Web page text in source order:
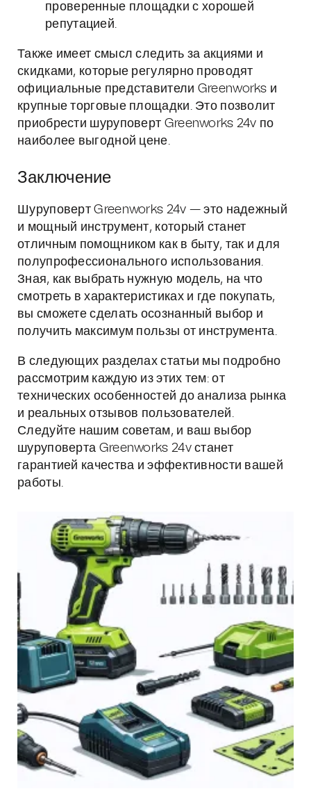
проверенные площадки с хорошей
репутацией.
Также имеет смысл следить за акциями и
скидками, которые регулярно проводят
официальные представители Greenworks и
крупные торговые площадки. Это позволит
приобрести шуруповерт Greenworks 24v по
наиболее выгодной цене.
Заключение
Шуруповерт Greenworks 24v — это надежный
и мощный инструмент, который станет
отличным помощником как в быту, так и для
полупрофессионального использования.
Зная, как выбрать нужную модель, на что
смотреть в характеристиках и где покупать,
вы сможете сделать осознанный выбор и
получить максимум пользы от инструмента.
В следующих разделах статьи мы подробно
рассмотрим каждую из этих тем: от
технических особенностей до анализа рынка
и реальных отзывов пользователей.
Следуйте нашим советам, и ваш выбор
шуруповерта Greenworks 24v станет
гарантией качества и эффективности вашей
работы.